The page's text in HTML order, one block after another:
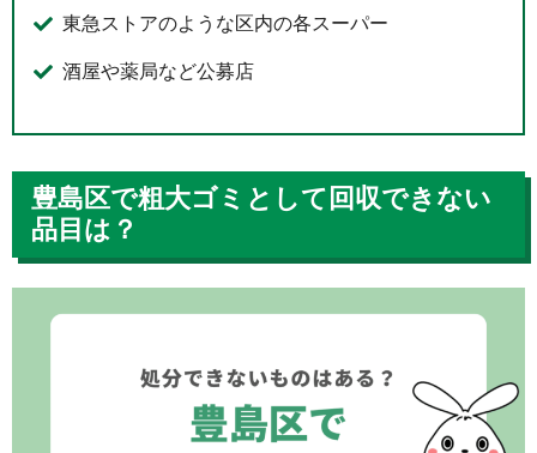
東急ストアのような区内の各スーパー
酒屋や薬局など公募店
豊島区で粗大ゴミとして回収できない
品目は？